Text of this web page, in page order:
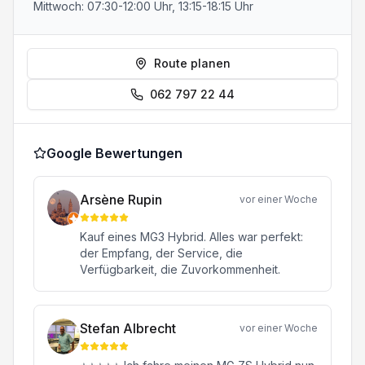
Mittwoch: 07:30-12:00 Uhr, 13:15-18:15 Uhr
Route planen
062 797 22 44
Google Bewertungen
Arsène Rupin vor einer Woche
Kauf eines MG3 Hybrid. Alles war perfekt:
der Empfang, der Service, die
Verfügbarkeit, die Zuvorkommenheit.
Stefan Albrecht vor einer Woche